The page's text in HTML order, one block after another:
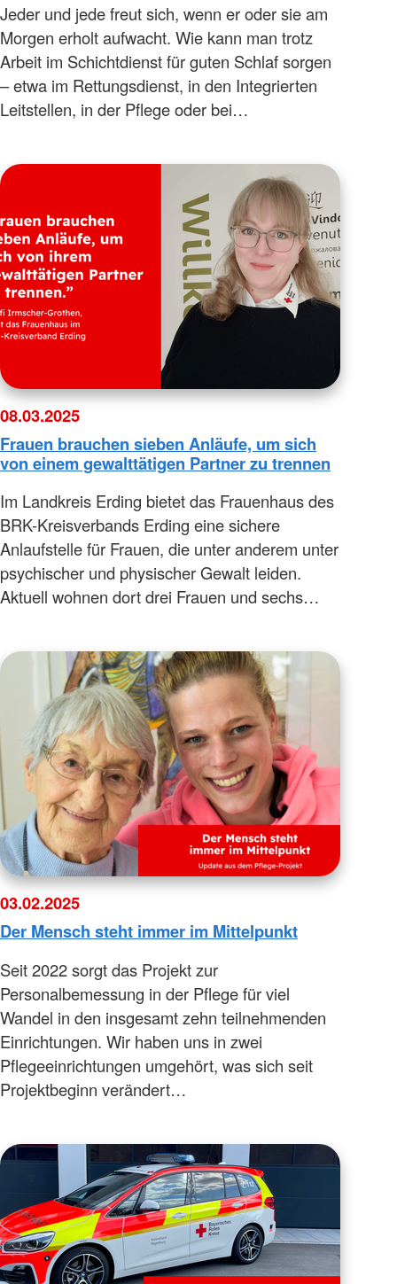
Jeder und jede freut sich, wenn er oder sie am
Morgen erholt aufwacht. Wie kann man trotz
Arbeit im Schichtdienst für guten Schlaf sorgen
– etwa im Rettungsdienst, in den Integrierten
Leitstellen, in der Pflege oder bei…
08.03.2025
Frauen brauchen sieben Anläufe, um sich
von einem gewalttätigen Partner zu trennen
Im Landkreis Erding bietet das Frauenhaus des
BRK-Kreisverbands Erding eine sichere
Anlaufstelle für Frauen, die unter anderem unter
psychischer und physischer Gewalt leiden.
Aktuell wohnen dort drei Frauen und sechs…
03.02.2025
Der Mensch steht immer im Mittelpunkt
Seit 2022 sorgt das Projekt zur
Personalbemessung in der Pflege für viel
Wandel in den insgesamt zehn teilnehmenden
Einrichtungen. Wir haben uns in zwei
Pflegeeinrichtungen umgehört, was sich seit
Projektbeginn verändert…